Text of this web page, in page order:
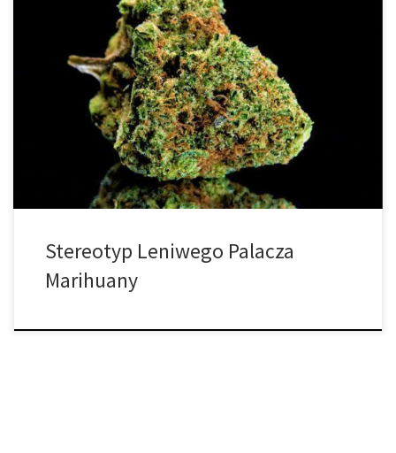
Czy marihuana sprawia, że jesteśmy bardziej leniwi? Możesz być
zaskoczony. Nowe badanie przeprowadzone na starszych
obywatelach Ameryki wykazało, że konsumenci marihuany
podczas czteromiesięcznego okresu próbnego wykonywali
bardziej formalne ćwiczenia i angażowali się w więcej aktywności
fizycznej niż osoby niebędące konsumentami. Chociaż autorzy
ostrzegają, że odkrycia są wstępne, przyczyniają się one […]
Stereotyp Leniwego Palacza
Marihuany